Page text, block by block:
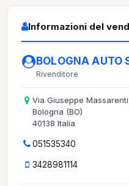
Informazioni del
BOLOGNA AUTO
Rivenditore
Via Giuseppe
Bologna (BO)
40138 Italia
051535340
3428981114